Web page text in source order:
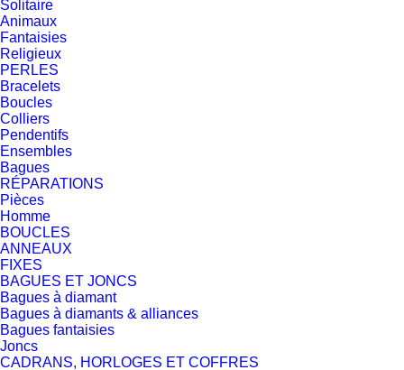
Solitaire
Animaux
Fantaisies
Religieux
PERLES
Bracelets
Boucles
Colliers
Pendentifs
Ensembles
Bagues
RÉPARATIONS
Pièces
Homme
BOUCLES
ANNEAUX
FIXES
BAGUES ET JONCS
Bagues à diamant
Bagues à diamants & alliances
Bagues fantaisies
Joncs
CADRANS, HORLOGES ET COFFRES